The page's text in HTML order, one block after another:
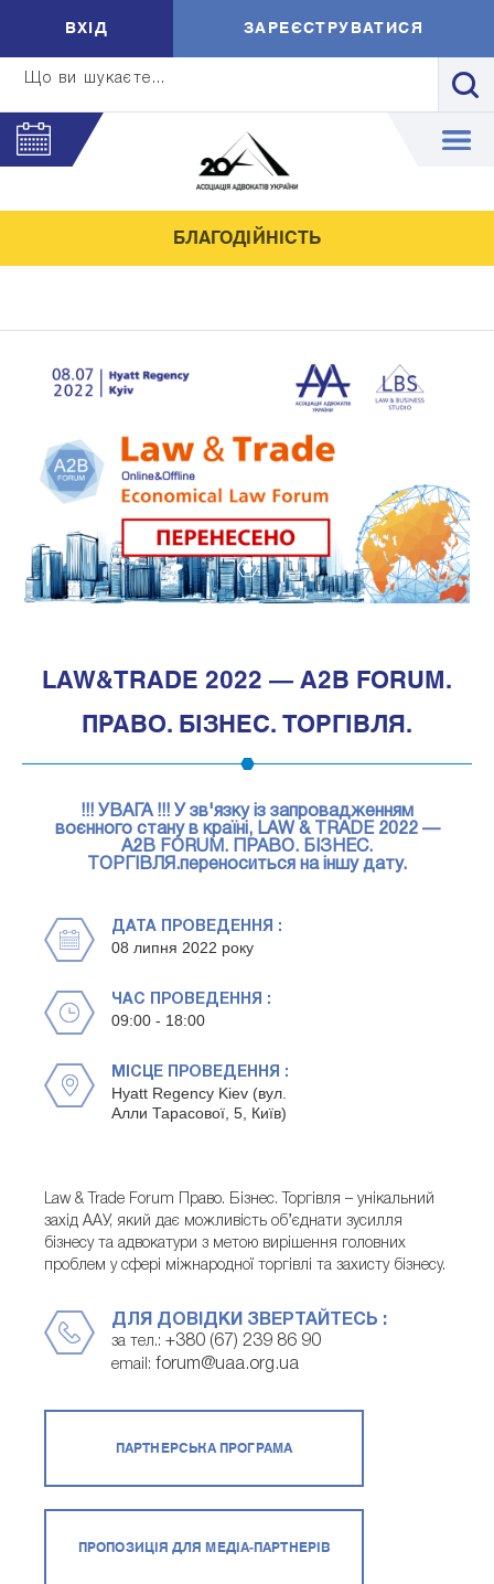
Що ви шукаєте...
ВXIД ЗАРЕЄСТРУВАТИСЯ
БЛАГОДІЙНІСТЬ
1
LAW&TRADE 2022 — A2B FORUM.
ПРАВО. БІЗНЕС. ТОРГІВЛЯ.
!!! УВАГА !!! У зв'язку із запровадженням
воєнного стану в країні, LAW & TRADE 2022 —
A2B FORUM. ПРАВО. БІЗНЕС.
ТОРГІВЛЯ.переноситься на іншу дату.
ДАТА ПРОВЕДЕННЯ :
08 липня 2022 року
ЧАС ПРОВЕДЕННЯ :
09:00 - 18:00
МІСЦЕ ПРОВЕДЕННЯ :
Hyatt Regency Kiev (вул.
Алли Тарасової, 5, Київ)
Law & Trade Forum Право. Бізнес. Торгівля – унікальний
захід ААУ, який дає можливість об’єднати зусилля
бізнесу та адвокатури з метою вирішення головних
проблем у сфері міжнародної торгівлі та захисту бізнесу.
ДЛЯ ДОВІДКИ ЗВЕРТАЙТЕСЬ :
за тел.: +380 (67) 239 86 90
email: forum@uaa.org.ua
ПАРТНЕРСЬКА ПРОГРАМА
ПРОПОЗИЦІЯ ДЛЯ МЕДІА-ПАРТНЕРІВ